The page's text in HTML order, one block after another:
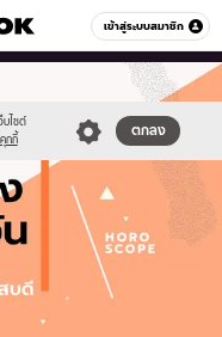
เข้าสู่ระบบสมาชิก
หมวดอื่นๆ
บไซต์
กกี้
ตกลง